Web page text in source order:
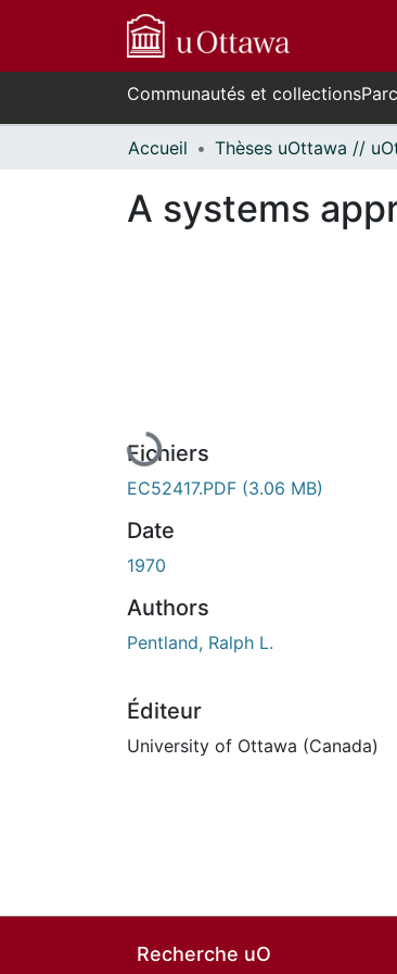
Communautés et collections
Accueil
A systems
En cours de chargement...
Fichiers
EC52417.PDF (3.06 MB)
Date
1970
Authors
Pentland, Ralph L.
Éditeur
University of Ottawa (Canada)
Recherche uO